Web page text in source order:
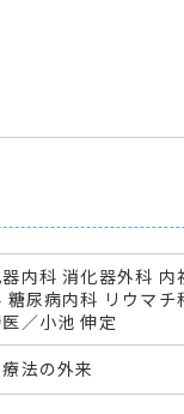
内科 消化器外科 内
糖尿病内科 リウマチ
／小池 伸定
法の外来